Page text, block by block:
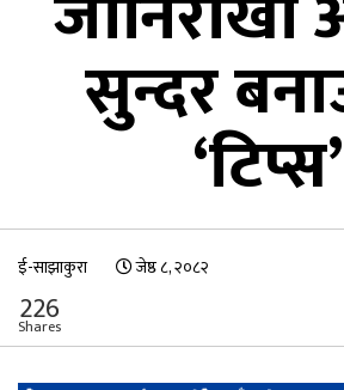
सुन्दर
‘टिप्स’
ई-साझाकुरा जेष्ठ ८, २०८२
226
Shares